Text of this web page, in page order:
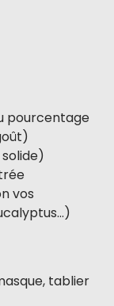
pourcentage
solide)
vos
tablier